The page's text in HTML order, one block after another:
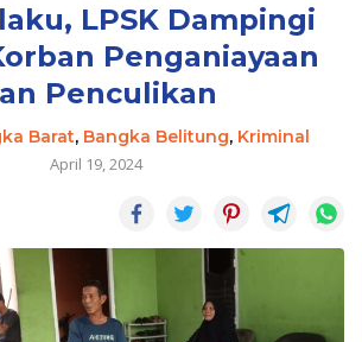
LPSK Dampingi
Penganiayaan
Penculikan
Barat, Bangka Belitung, Kriminal
April 19, 2024